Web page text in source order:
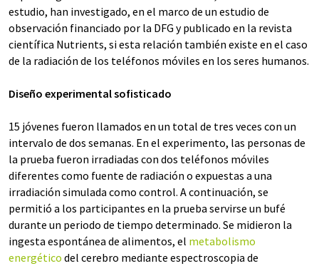
estudio, han investigado, en el marco de un estudio de
observación financiado por la DFG y publicado en la revista
científica Nutrients, si esta relación también existe en el caso
de la radiación de los teléfonos móviles en los seres humanos.
Diseño experimental sofisticado
15 jóvenes fueron llamados en un total de tres veces con un
intervalo de dos semanas. En el experimento, las personas de
la prueba fueron irradiadas con dos teléfonos móviles
diferentes como fuente de radiación o expuestas a una
irradiación simulada como control. A continuación, se
permitió a los participantes en la prueba servirse un bufé
durante un periodo de tiempo determinado. Se midieron la
ingesta espontánea de alimentos, el metabolismo
energético del cerebro mediante espectroscopia de